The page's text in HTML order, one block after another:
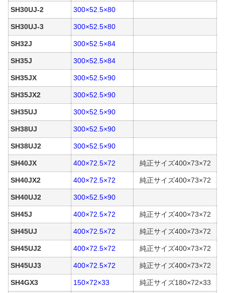
SH30UJ-2 300×52.5×80
SH30UJ-3 300×52.5×80
SH32J 300×52.5×84
SH35J 300×52.5×84
SH35JX 300×52.5×90
SH35JX2 300×52.5×90
SH35UJ 300×52.5×90
SH38UJ 300×52.5×90
SH38UJ2 300×52.5×90
SH40JX 400×72.5×72 純正サイズ400×73×72
SH40JX2 400×72.5×72 純正サイズ400×73×72
SH40UJ2 300×52.5×90
SH45J 400×72.5×72 純正サイズ400×73×72
SH45UJ 400×72.5×72 純正サイズ400×73×72
SH45UJ2 400×72.5×72 純正サイズ400×73×72
SH45UJ3 400×72.5×72 純正サイズ400×73×72
SH4GX3 150×72×33 純正サイズ180×72×33